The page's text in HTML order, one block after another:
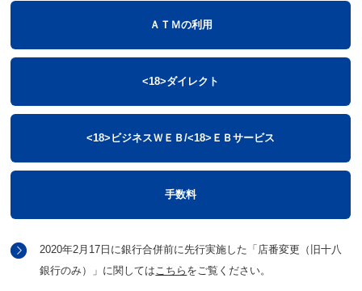
ＡＴＭの利用
<18>ダイレクト
<18>ビジネスＷＥＢ/<18>ＥＢサービス
手数料
2020年2月17日に銀行合併前に先行実施した「店番変更（旧十八
銀行のみ）」に関してはこちら をご覧ください。